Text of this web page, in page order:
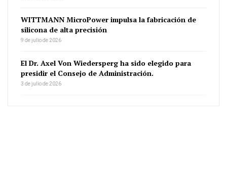
WITTMANN MicroPower impulsa la fabricación de
silicona de alta precisión
9 de julio de 2026
El Dr. Axel Von Wiedersperg ha sido elegido para
presidir el Consejo de Administración.
3 de julio de 2026